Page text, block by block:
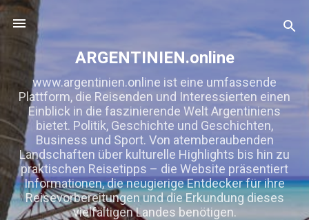
ARGENTINIEN.online
www.argentinien.online ist eine umfassende
Plattform, die Reisenden und Interessierten einen
Einblick in die faszinierende Welt Argentiniens
bietet. Politik, Geschichte und Geschichten,
Business und Sport. Von atemberaubenden
Landschaften über kulturelle Highlights bis hin zu
praktischen Reisetipps – die Website präsentiert
Informationen, die neugierige Entdecker für ihre
Reisevorbereitungen und die Erkundung dieses
vielfältigen Landes benötigen.